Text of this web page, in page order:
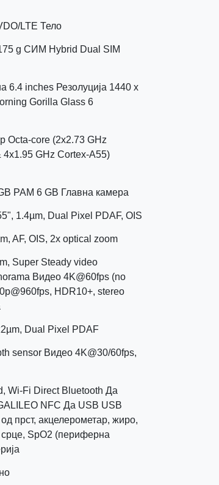
LTE Тело
g СИМ Hybrid Dual SIM
6.4 inches Резолуција 1440 x
Gorilla Glass 6
Octa-core (2x2.73 GHz
GHz Cortex-A55)
РАМ 6 GB Главна камера
1.4µm, Dual Pixel PDAF, OIS
AF, OIS, 2x optical zoom
Super Steady video
Видео 4K@60fps (no
HDR10+, stereo
Dual Pixel PDAF
sensor Видео 4K@30/60fps,
Wi-Fi Direct Bluetooth Да
NFC Да USB USB
прст, акцелерометар, жиро,
SpO2 (периферна